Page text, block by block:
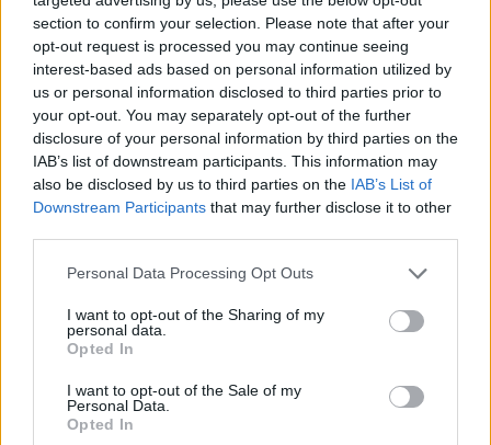
section to confirm your selection. Please note that after your
opt-out request is processed you may continue seeing
interest-based ads based on personal information utilized by
us or personal information disclosed to third parties prior to
your opt-out. You may separately opt-out of the further
disclosure of your personal information by third parties on the
IAB’s list of downstream participants. This information may
also be disclosed by us to third parties on the IAB’s List of
Downstream Participants that may further disclose it to other
Please note that this website/app uses one or more Google
not limited to your visit or usage behaviour. You may click to
grant or deny consent to Google and its third-party tags to
use your data for below specified purposes in below Google
consent section.
Personal Data Processing Opt Outs
I want to opt-out of the Sharing of my
personal data.
Opted In
I want to opt-out of the Sale of my
Personal Data.
Opted In
Tízszeresére nő a Paksi Városi Múzeum kiállítóterme
2016.09.23
A Deák-házként emlegetett egykori Szeniczey-kúriába költözik át
az intézmény Paksi metszet c. állandó kiállítása.
Vármegyeházi Esték ősszel is
2016.09.20
Szeptembertől folytatódik a Vármegyeházi Esték
rendezvénysorozat, melynek keretében a Tolna Megyei
Kormányhivatal a Wosinksy Mór Megyei Múzeummal karöltve,
színes programokkal szeretne hozzájárulni Szekszárd város,
valamint Tolna megye kulturális életének színesítéséhez.